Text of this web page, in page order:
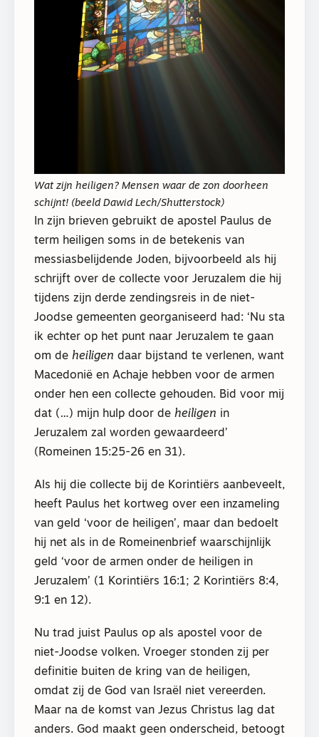
Wat zijn heiligen? Mensen waar de zon doorheen
schijnt! (beeld Dawid Lech/Shutterstock)
In zijn brieven gebruikt de apostel Paulus de
term heiligen soms in de betekenis van
messiasbelijdende Joden, bijvoorbeeld als hij
schrijft over de collecte voor Jeruzalem die hij
tijdens zijn derde zendingsreis in de niet-
Joodse gemeenten georganiseerd had: ‘Nu sta
ik echter op het punt naar Jeruzalem te gaan
om de heiligen daar bijstand te verlenen, want
Macedonië en Achaje hebben voor de armen
onder hen een collecte gehouden. Bid voor mij
dat (…) mijn hulp door de heiligen in
Jeruzalem zal worden gewaardeerd’
(Romeinen 15:25-26 en 31).
Als hij die collecte bij de Korintiërs aanbeveelt,
heeft Paulus het kortweg over een inzameling
van geld ‘voor de heiligen’, maar dan bedoelt
hij net als in de Romeinenbrief waarschijnlijk
geld ‘voor de armen onder de heiligen in
Jeruzalem’ (1 Korintiërs 16:1; 2 Korintiërs 8:4,
9:1 en 12).
Nu trad juist Paulus op als apostel voor de
niet-Joodse volken. Vroeger stonden zij per
definitie buiten de kring van de heiligen,
omdat zij de God van Israël niet vereerden.
Maar na de komst van Jezus Christus lag dat
anders. God maakt geen onderscheid, betoogt